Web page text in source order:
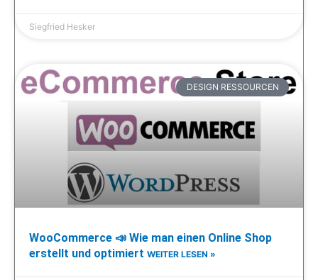
Siegfried Hesker
DESIGN RESSOURCEN
WooCommerce 📣 Wie man einen Online Shop
erstellt und optimiert WEITER LESEN »